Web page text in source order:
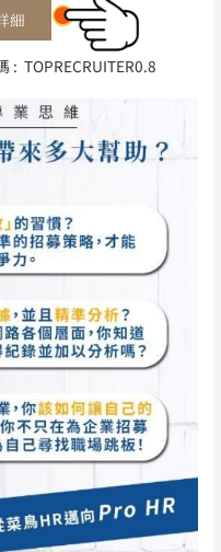
: TOPRECRUITER0.8